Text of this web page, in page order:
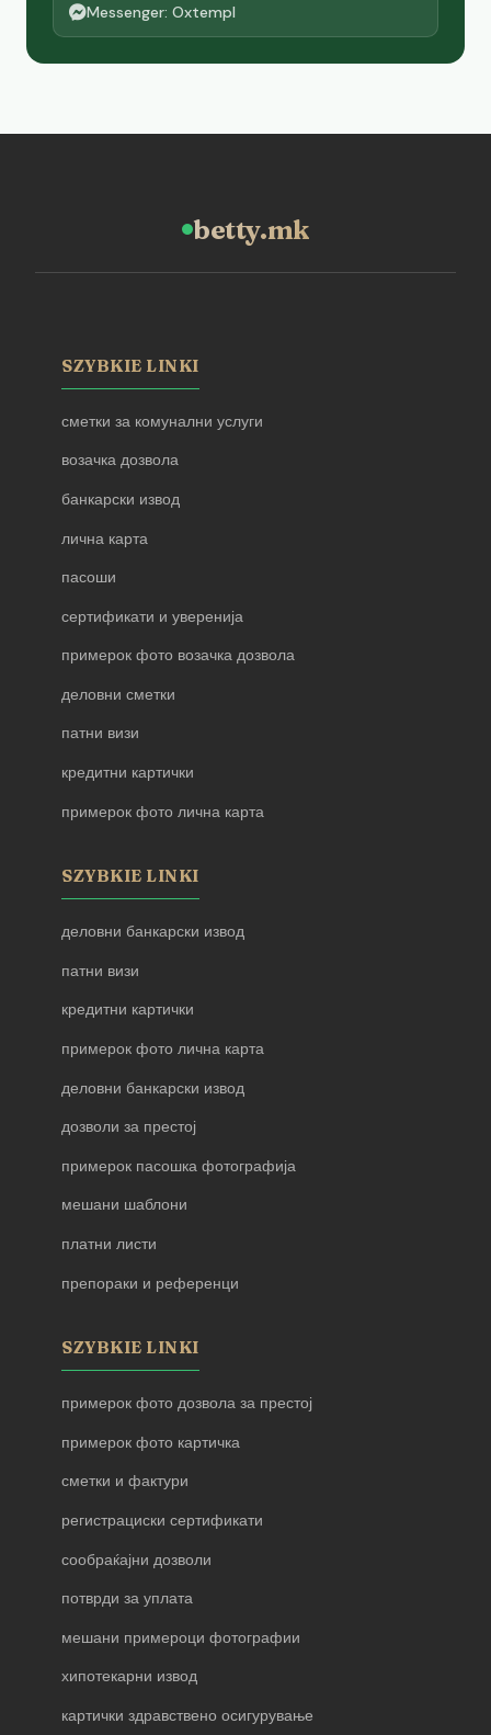
Messenger: Oxtempl
betty.mk
SZYBKIE LINKI
сметки за комунални услуги
возачка дозвола
банкарски извод
лична карта
пасоши
сертификати и уверенија
примерок фото возачка дозвола
деловни сметки
патни визи
кредитни картички
примерок фото лична карта
SZYBKIE LINKI
деловни банкарски извод
патни визи
кредитни картички
примерок фото лична карта
деловни банкарски извод
дозволи за престој
примерок пасошка фотографија
мешани шаблони
платни листи
препораки и референци
SZYBKIE LINKI
примерок фото дозвола за престој
примерок фото картичка
сметки и фактури
регистрациски сертификати
сообраќајни дозволи
потврди за уплата
мешани примероци фотографии
хипотекарни извод
картички здравствено осигурување